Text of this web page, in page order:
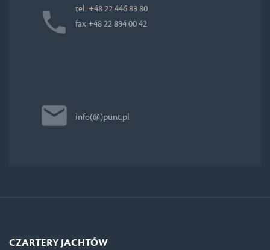
tel. +48 22 446 83 80
fax +48 22 894 00 42
info(@)punt.pl
CZARTERY JACHTÓW